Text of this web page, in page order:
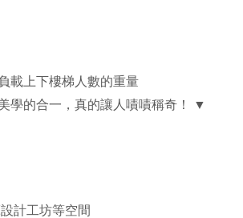
載上下樓梯人數的重量
學的合一，真的讓人嘖嘖稱奇！ ▼
計工坊等空間